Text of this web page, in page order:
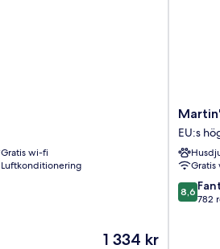
Gratis wi-fi
Luftkonditionering
Priset
1 334 kr
Martin's
Brussels
EU
EU:s
EU:s
8.6
av
8,6
782